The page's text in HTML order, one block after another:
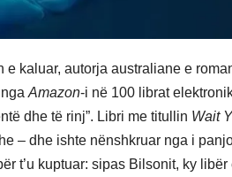
e kaluar, autorja australiane e
ngaAmazon-i në 100 librat
dhe të rinj”. Libri me titullin Wait
– dhe ishte nënshkruar nga i
t’u kuptuar: sipas Bilsonit, ky